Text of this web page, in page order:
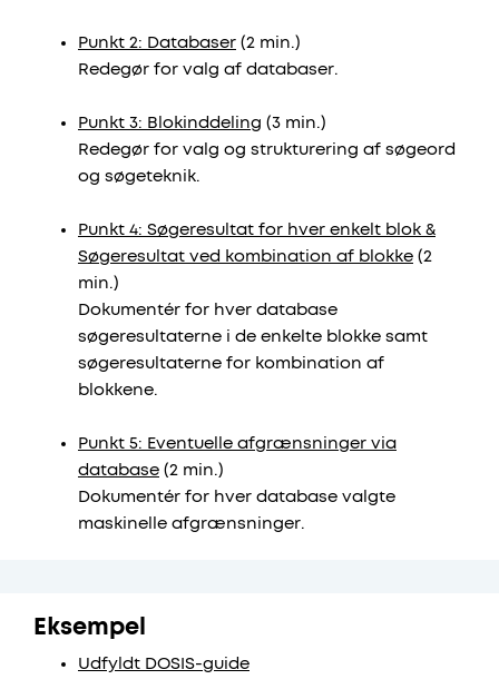
Punkt 2: Databaser (2 min.)
Redegør for valg af databaser.
Punkt 3: Blokinddeling (3 min.)
Redegør for valg og strukturering af søgeord
og søgeteknik.
Punkt 4: Søgeresultat for hver enkelt blok &
Søgeresultat ved kombination af blokke (2
min.)
Dokumentér for hver database
søgeresultaterne i de enkelte blokke samt
søgeresultaterne for kombination af
blokkene.
Punkt 5: Eventuelle afgrænsninger via
database (2 min.)
Dokumentér for hver database valgte
maskinelle afgrænsninger.
Eksempel
Udfyldt DOSIS-guide